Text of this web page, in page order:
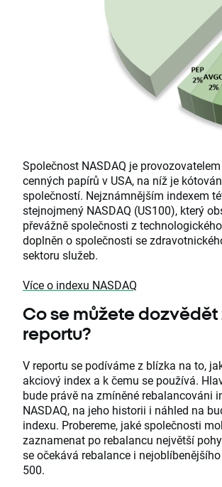
Společnost NASDAQ je
cenných papírů v USA, na níž je
společností. Nejznámnějším indexem
stejnojmený NASDAQ (US100), který
převážně společnosti z
doplněn o společnosti se
sektoru služeb.
Více o indexu NASDAQ
Co se můžete dozvědět
reportu?
V reportu se podíváme z blízka na to,
akciový index a k čemu se používá.
bude právě na zmíněné rebalancováni
NASDAQ, na jeho historii i náhled na
indexu. Probereme, jaké společnosti
zaznamenat po rebalancu největší
se očekává rebalance i
500.